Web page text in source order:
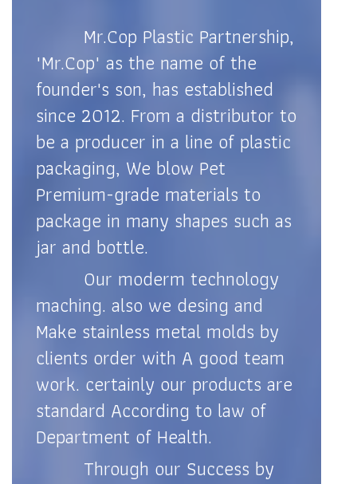
Mr.Cop Plastic Partnership,
"Mr.Cop" as the name of the
founder's son, has established
since 2012. From a distributor to
be a producer in a line of plastic
packaging, We blow Pet
Premium-grade materials to
package in many shapes such as
jar and bottle.
Our moderm technology
maching. also we desing and
Make stainless metal molds by
clients order with A good team
work. certainly our products are
standard According to law of
Department of Health.
Through our Success by